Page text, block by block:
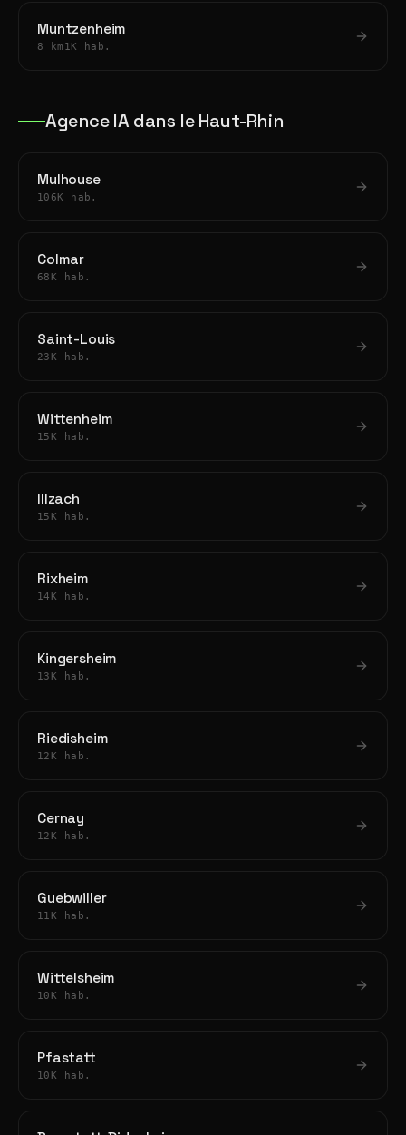
Muntzenheim
8 km 1K hab.
Agence IA dans le Haut-Rhin
Mulhouse
106K hab.
Colmar
68K hab.
Saint-Louis
23K hab.
Wittenheim
15K hab.
Illzach
15K hab.
Rixheim
14K hab.
Kingersheim
13K hab.
Riedisheim
12K hab.
Cernay
12K hab.
Guebwiller
11K hab.
Wittelsheim
10K hab.
Pfastatt
10K hab.